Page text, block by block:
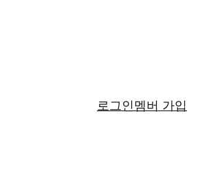
로그인멤버 가입